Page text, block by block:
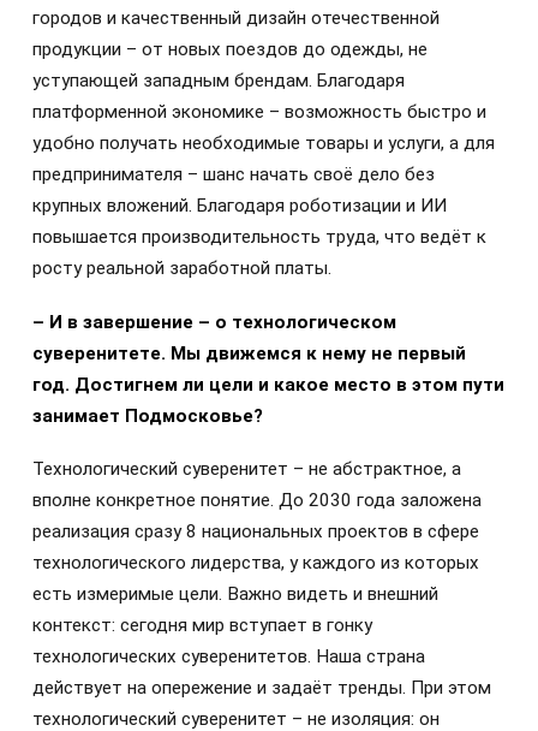
городов и качественный дизайн отечественной
продукции – от новых поездов до одежды, не
уступающей западным брендам. Благодаря
платформенной экономике – возможность быстро и
удобно получать необходимые товары и услуги, а для
предпринимателя – шанс начать своё дело без
крупных вложений. Благодаря роботизации и ИИ
повышается производительность труда, что ведёт к
росту реальной заработной платы.
– И в завершение – о технологическом
суверенитете. Мы движемся к нему не первый
год. Достигнем ли цели и какое место в этом пути
занимает Подмосковье?
Технологический суверенитет – не абстрактное, а
вполне конкретное понятие. До 2030 года заложена
реализация сразу 8 национальных проектов в сфере
технологического лидерства, у каждого из которых
есть измеримые цели. Важно видеть и внешний
контекст: сегодня мир вступает в гонку
технологических суверенитетов. Наша страна
действует на опережение и задаёт тренды. При этом
технологический суверенитет – не изоляция: он